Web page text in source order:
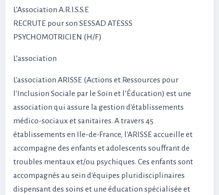
L’Association A.R.I.S.S.E
RECRUTE pour son SESSAD ATESSS
PSYCHOMOTRICIEN (H/F)
L’association
L'association ARISSE (Actions et Ressources pour
l'Inclusion Sociale par le Soin et l’Éducation) est une
association qui assure la gestion d'établissements
médico-sociaux et sanitaires. A travers 45
établissements en Ile-de-France, l'ARISSE accueille et
accompagne des enfants et adolescents souffrant de
troubles mentaux et/ou psychiques. Ces enfants sont
accompagnés au sein d'équipes pluridisciplinaires
dispensant des soins et une éducation spécialisée et